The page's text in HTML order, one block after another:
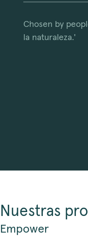
Chosen by
la naturaleza.'
Nuestras
Empower